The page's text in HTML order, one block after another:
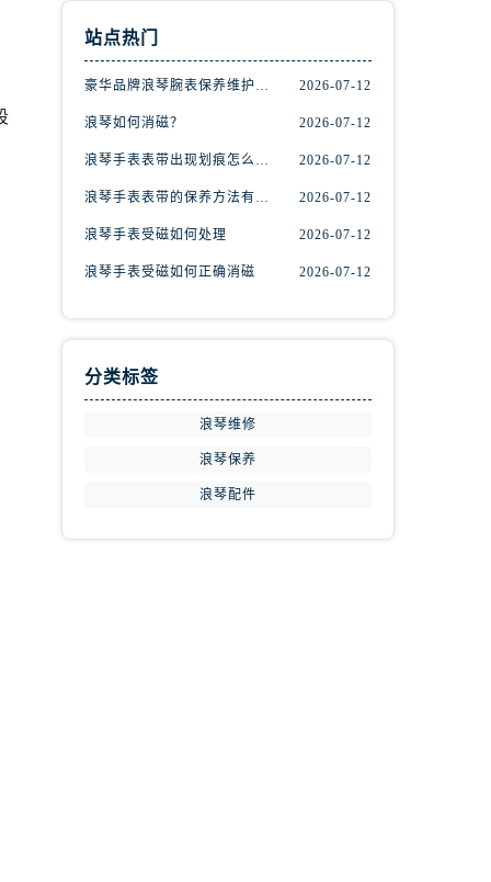
站点热门
豪华品牌浪琴腕表保养维护的方法！ 2026-07-12
浪琴如何消磁？ 2026-07-12
浪琴手表表带出现划痕怎么办？ 2026-07-12
浪琴手表表带的保养方法有哪些？ 2026-07-12
浪琴手表受磁如何处理 2026-07-12
浪琴手表受磁如何正确消磁 2026-07-12
分类标签
浪琴维修
浪琴保养
浪琴配件